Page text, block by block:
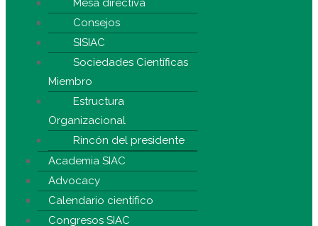
Mesa directiva
Consejos
SISIAC
Sociedades Científicas
Miembro
Estructura
Organizacional
Rincón del presidente
Academia SIAC
Advocacy
Calendario científico
Congresos SIAC